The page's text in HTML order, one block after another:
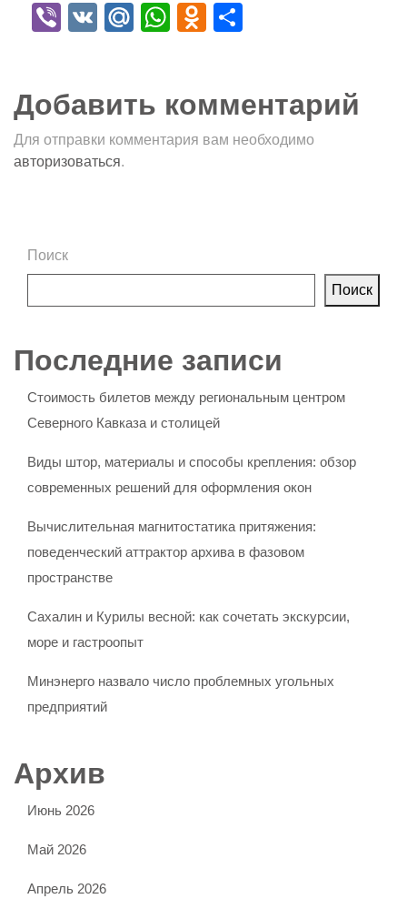
Viber
VK Mail.Ru
WhatsApp
Odnoklassniki
Добавить комментарий
Для отправки комментария вам необходимо
авторизоваться.
Поиск
Поиск
Последние записи
Стоимость билетов между региональным центром
Северного Кавказа и столицей
Виды штор, материалы и способы крепления: обзор
современных решений для оформления окон
Вычислительная магнитостатика притяжения:
поведенческий аттрактор архива в фазовом
пространстве
Сахалин и Курилы весной: как сочетать экскурсии,
море и гастроопыт
Минэнерго назвало число проблемных угольных
предприятий
Архив
Июнь 2026
Май 2026
Апрель 2026